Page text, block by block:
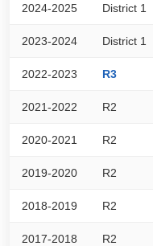
2024-2025 District 1
2023-2024 District 1
2022-2023 R3
2021-2022 R2
2020-2021 R2
2019-2020 R2
2018-2019 R2
2017-2018 R2